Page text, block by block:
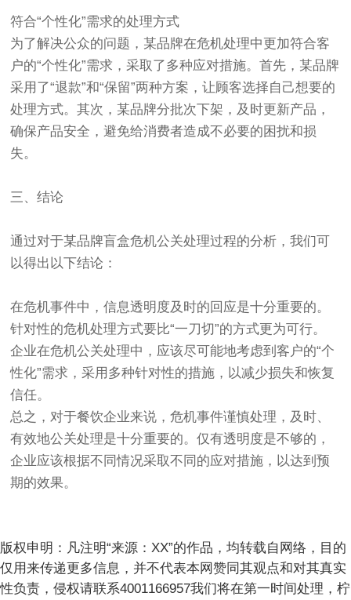
符合“个性化”需求的处理方式
为了解决公众的问题，某品牌在危机处理中更加符合客
户的“个性化”需求，采取了多种应对措施。首先，某品牌
采用了“退款”和“保留”两种方案，让顾客选择自己想要的
处理方式。其次，某品牌分批次下架，及时更新产品，
确保产品安全，避免给消费者造成不必要的困扰和损
失。
三、结论
通过对于某品牌盲盒危机公关处理过程的分析，我们可
以得出以下结论：
在危机事件中，信息透明度及时的回应是十分重要的。
针对性的危机处理方式要比“一刀切”的方式更为可行。
企业在危机公关处理中，应该尽可能地考虑到客户的“个
性化”需求，采用多种针对性的措施，以减少损失和恢复
信任。
总之，对于餐饮企业来说，危机事件谨慎处理，及时、
有效地公关处理是十分重要的。仅有透明度是不够的，
企业应该根据不同情况采取不同的应对措施，以达到预
期的效果。
版权申明：凡注明“来源：XX”的作品，均转载自网络，目的
仅用来传递更多信息，并不代表本网赞同其观点和对其真实
性负责，侵权请联系4001166957我们将在第一时间处理，柠